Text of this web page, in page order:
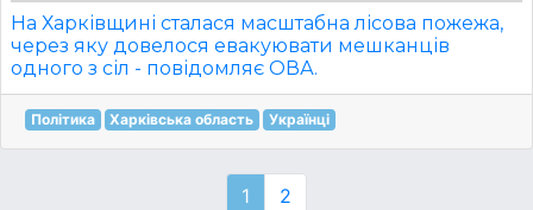
На Харківщині сталася масштабна лісова пожежа,
через яку довелося евакуювати мешканців
одного з сіл - повідомляє ОВА.
Політика Харківська область Українці
1 2